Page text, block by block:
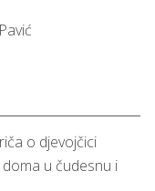
o djevojčici
u čudesnu i